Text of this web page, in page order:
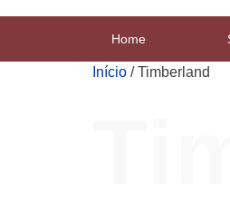
Home
Início / Timberland